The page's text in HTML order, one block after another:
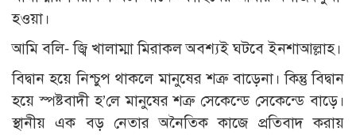
হওয়া।
আমি বলি- জ্বি খালাম্মা মিরাকল অবশ্যই ঘটবে ইনশাআল্লাহ।
বিদ্বান হয়ে নিশ্চুপ থাকলে মানুষের শত্রু বাড়েনা। কিন্তু বিদ্বান
হয়ে স্পষ্টবাদী হ’লে মানুষের শত্রু সেকেন্ডে সেকেন্ডে বাড়ে।
স্থানীয় এক বড় নেতার অনৈতিক কাজে প্রতিবাদ করায়